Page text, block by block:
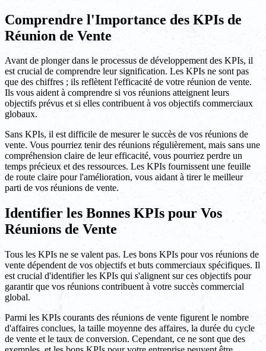
Comprendre l'Importance des KPIs de
Réunion de Vente
Avant de plonger dans le processus de développement des KPIs, il
est crucial de comprendre leur signification. Les KPIs ne sont pas
que des chiffres ; ils reflètent l'efficacité de votre réunion de vente.
Ils vous aident à comprendre si vos réunions atteignent leurs
objectifs prévus et si elles contribuent à vos objectifs commerciaux
globaux.
Sans KPIs, il est difficile de mesurer le succès de vos réunions de
vente. Vous pourriez tenir des réunions régulièrement, mais sans une
compréhension claire de leur efficacité, vous pourriez perdre un
temps précieux et des ressources. Les KPIs fournissent une feuille
de route claire pour l'amélioration, vous aidant à tirer le meilleur
parti de vos réunions de vente.
Identifier les Bonnes KPIs pour Vos
Réunions de Vente
Tous les KPIs ne se valent pas. Les bons KPIs pour vos réunions de
vente dépendent de vos objectifs et buts commerciaux spécifiques. Il
est crucial d'identifier les KPIs qui s'alignent sur ces objectifs pour
garantir que vos réunions contribuent à votre succès commercial
global.
Parmi les KPIs courants des réunions de vente figurent le nombre
d'affaires conclues, la taille moyenne des affaires, la durée du cycle
de vente et le taux de conversion. Cependant, ce ne sont que des